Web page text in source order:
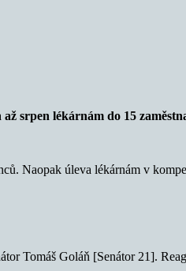
srpen lékárnám do 15
Naopak úleva lékárnám v
Tomáš Goláň [Senátor 21].